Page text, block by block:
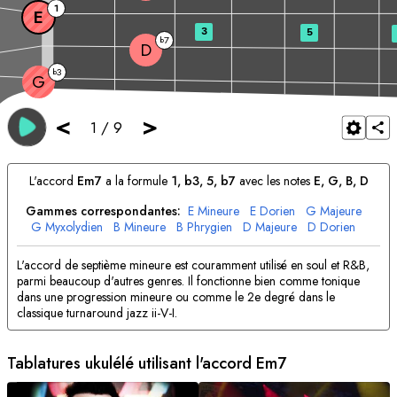
< 1 / 9 >
G b3
D b7
E 1
3 5
L'accord Em7a la formule 1, b3, 5, b7avec les notes E, G, B, D
Gammes correspondantes: E Mineure E Dorien G Majeure
G Myxolydien B Mineure B Phrygien D Majeure D Dorien
L'accord de septième mineure est couramment utilisé en soul et R&B,
parmi beaucoup d'autres genres. Il fonctionne bien comme tonique
dans une progression mineure ou comme le 2e degré dans le
classique turnaround jazz ii-V-I.
Tablatures ukulélé utilisant l'accord Em7